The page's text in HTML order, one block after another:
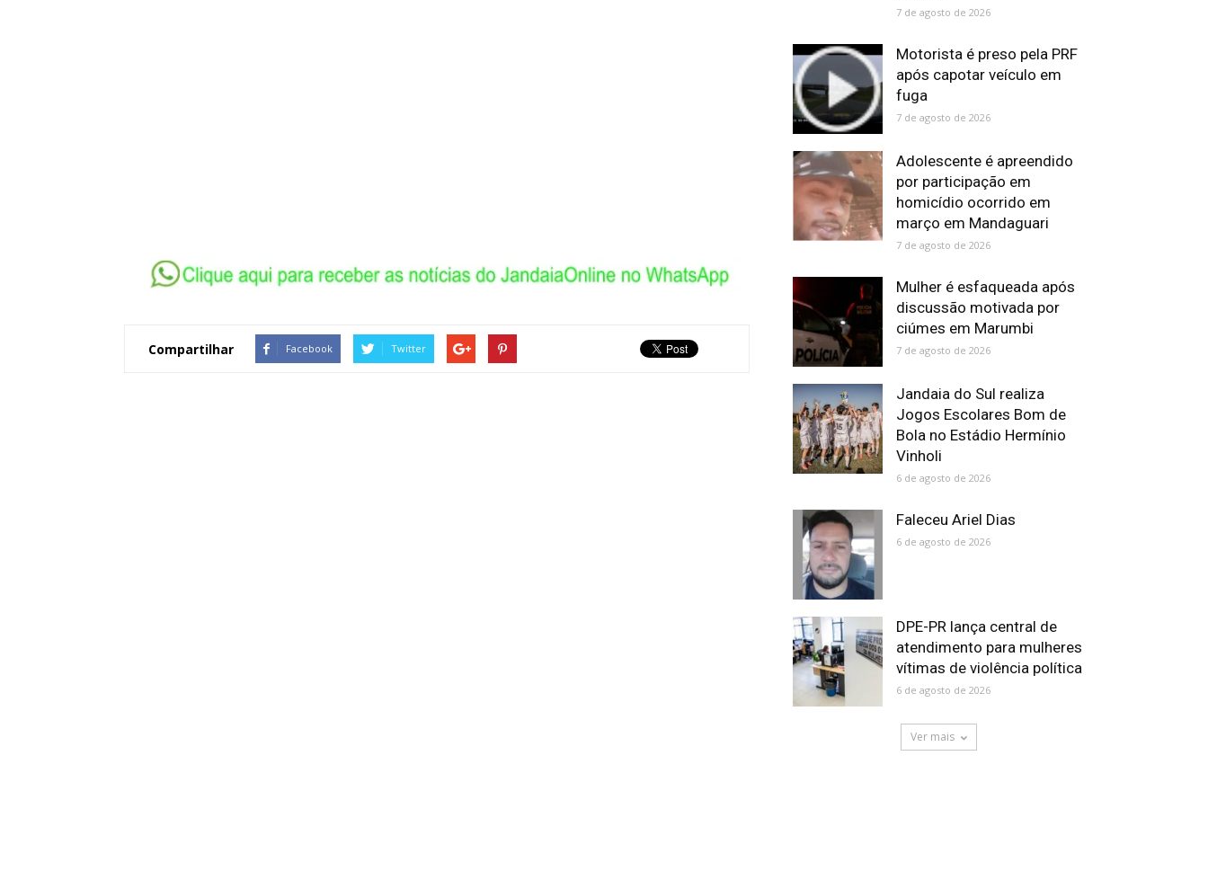
Compartilhar Facebook Twitter
7 de agosto de 2026
Motorista é preso pela PRF
após capotar veículo em
fuga
7 de agosto de 2026
Adolescente é apreendido
por participação em
homicídio ocorrido em
março em Mandaguari
7 de agosto de 2026
Mulher é esfaqueada após
discussão motivada por
ciúmes em Marumbi
7 de agosto de 2026
Jandaia do Sul realiza
Jogos Escolares Bom de
Bola no Estádio Hermínio
Vinholi
6 de agosto de 2026
Faleceu Ariel Dias
6 de agosto de 2026
DPE-PR lança central de
atendimento para mulheres
vítimas de violência política
6 de agosto de 2026
Ver mais